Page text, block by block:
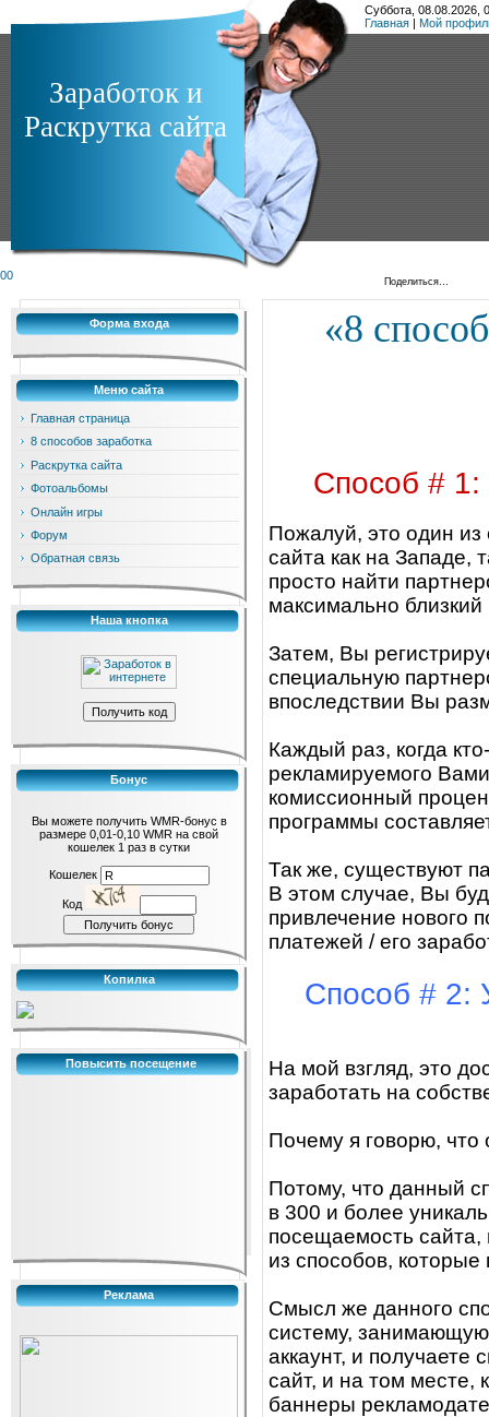
Суббота, 08.08.2026,
Главная | Мой
Заработок и
Раскрутка сайта
00 Поделиться…
Форма входа
Меню сайта
Главная страница
8 способов заработка
Раскрутка сайта
Фотоальбомы
Онлайн игры
Форум
Обратная связь
Наша кнопка
Бонус
Вы можете получить WMR-бонус в
размере 0,01-0,10 WMR на свой
кошелек 1 раз в сутки
Кошелек
Код
Копилка
Повысить посещение
Реклама
«8
Способ # 1:
Пожалуй, это один
сайта как на Западе,
просто найти
максимально
Затем, Вы
специальную
впоследствии Вы
Каждый раз, когда
рекламируемого
комиссионный
программы
Так же, существуют
В этом случае, Вы
привлечение нового
платежей / его
Способ # 2:
На мой взгляд, это
заработать на
Почему я говорю,
Потому, что данный
в 300 и более
посещаемость
из способов,
Смысл же данного
систему,
аккаунт, и получаете
сайт, и на том месте,
баннеры